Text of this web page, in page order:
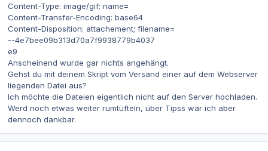
Content-Type: image/gif; name=
Content-Transfer-Encoding: base64
Content-Disposition: attachement; filename=
--4e7bee09b313d70a7f9938779b4037
e9
Anscheinend wurde gar nichts angehängt.
Gehst du mit deinem Skript vom Versand einer auf dem Webserver
liegenden Datei aus?
Ich möchte die Dateien eigentlich nicht auf den Server hochladen.
Werd noch etwas weiter rumtüfteln, über Tipss wär ich aber
dennoch dankbar.